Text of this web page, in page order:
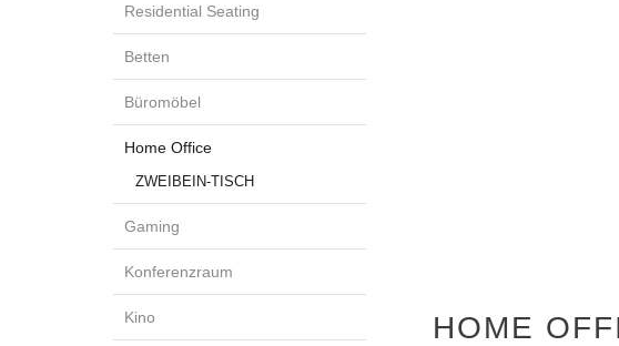
Residential Seating
Betten
Büromöbel
Home Office
ZWEIBEIN-TISCH
Gaming
Konferenzraum
Kino HOME